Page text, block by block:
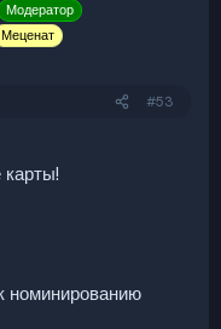
Модератор
Меценат
#53
номинированию